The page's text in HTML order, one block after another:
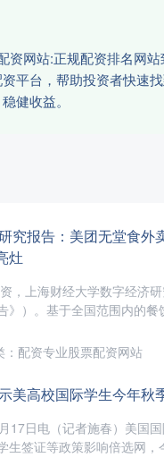
资网站:正规配资排名网
平台，帮助投资者快速
健收益。
究报告：美团无堂食外
灶
，上海财经大学数字经济
》）。基于全国范围内的
配资专业股票配资网站
美高校国际学生今年秋
17日电（记者施春）美国
生签证等政策影响倍选网